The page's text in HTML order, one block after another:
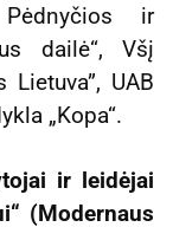
ir
dailė“, Všį
Lietuva”, UAB
„Kopa“.
ir leidėjai
(Modernaus